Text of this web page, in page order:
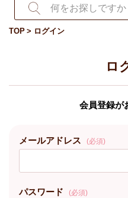
TOP ログイン
ロ
会員登録が
メールアドレス (必須)
パスワード (必須)